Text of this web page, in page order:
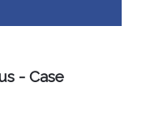
- Case